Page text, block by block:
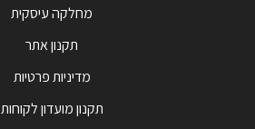
מחלקה עיסקית
תקנון אתר
מדיניות פרטיות
תקנון מועדון לקוחות